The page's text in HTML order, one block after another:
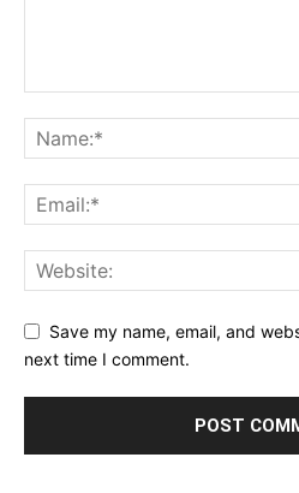
Save my name, email, and
next time I comment.